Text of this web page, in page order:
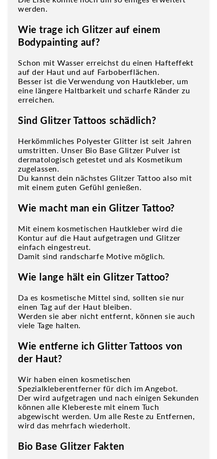
werden.
Wie trage ich Glitzer auf einem
Bodypainting auf?
Schon mit Wasser erreichst du einen Hafteffekt
auf der Haut und auf Farboberflächen.
Besser ist die Verwendung von Hautkleber, um
eine längere Haltbarkeit und scharfe Ränder zu
erreichen.
Sind Glitzer Tattoos schädlich?
Herkömmliches Polyester Glitter ist seit Jahren
umstritten. Unser Bio Base Glitzer Pulver ist
dermatologisch getestet und als Kosmetikum
zugelassen.
Du kannst dein nächstes Glitzer Tattoo also mit
mit einem guten Gefühl genießen.
Wie macht man ein Glitzer Tattoo?
Mit einem kosmetischen Hautkleber wird die
Kontur auf die Haut aufgetragen und Glitzer
einfach eingestreut.
Damit sind randscharfe Motive möglich.
Wie lange hält ein Glitzer Tattoo?
Da es kosmetische Mittel sind, sollten sie nur
einen Tag auf der Haut bleiben.
Werden sie aber nicht entfernt, können sie auch
viele Tage halten.
Wie entferne ich Glitter Tattoos von
der Haut?
Wir haben einen kosmetischen
Spezialkleberentferner für dich im Angebot.
Der wird aufgetragen und nach einigen Sekunden
können alle Klebereste mit einem Tuch
abgewischt werden. Um alle Reste zu Entfernen,
wird das mehrfach wiederholt.
Bio Base Glitzer Fakten